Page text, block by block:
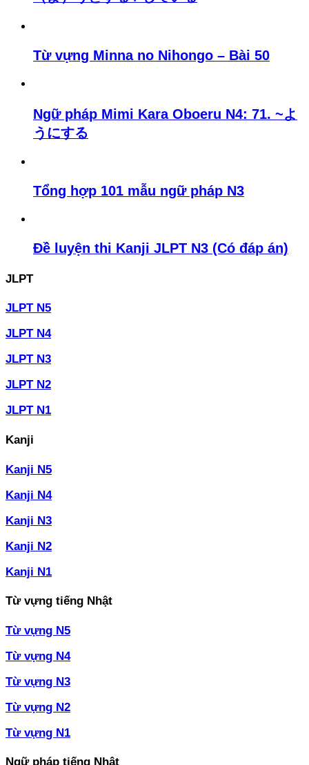
Từ vựng Minna no Nihongo – Bài 50
Ngữ pháp Mimi Kara Oboeru N4: 71. ~よ
うにする
Tổng hợp 101 mẫu ngữ pháp N3
Đề luyện thi Kanji JLPT N3 (Có đáp án)
JLPT
JLPT N5
JLPT N4
JLPT N3
JLPT N2
JLPT N1
Kanji
Kanji N5
Kanji N4
Kanji N3
Kanji N2
Kanji N1
Từ vựng tiếng Nhật
Từ vựng N5
Từ vựng N4
Từ vựng N3
Từ vựng N2
Từ vựng N1
Ngữ pháp tiếng Nhật